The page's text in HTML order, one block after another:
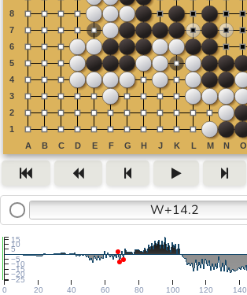
W+14.2
0 20 40 60 80 100 120 140
−25
−20
−15
−10
−5
5
10
15